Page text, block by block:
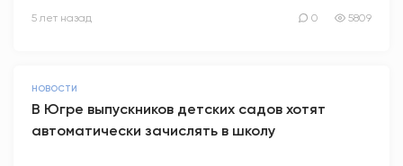
5 лет назад 0 5809
НОВОСТИ
В Югре выпускников детских садов хотят
автоматически зачислять в школу